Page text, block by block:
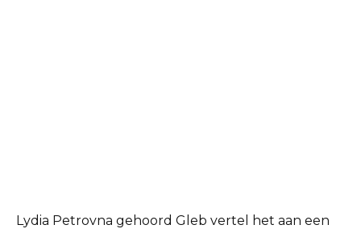
Lydia Petrovna gehoord Gleb vertel het aan een